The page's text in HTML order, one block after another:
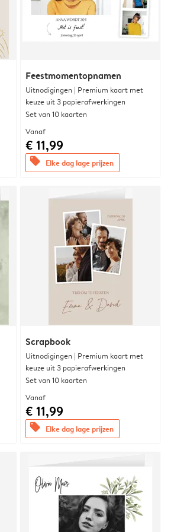
Feestmomentopnamen
Uitnodigingen | Premium kaart met
keuze uit 3 papierafwerkingen
Set van 10 kaarten
Vanaf
€ 11,99
offers Elke dag lage prijzen
Scrapbook
Uitnodigingen | Premium kaart met
keuze uit 3 papierafwerkingen
Set van 10 kaarten
Vanaf
€ 11,99
offers Elke dag lage prijzen